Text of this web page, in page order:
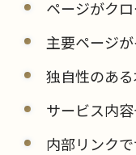
ページがク
主要ページ
独自性のあ
サービス内
内部リンク